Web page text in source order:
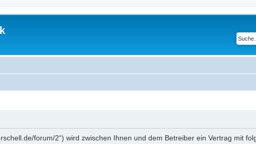
forum/2“) wird zwischen Ihnen und dem Betreiber ein Vertrag mit